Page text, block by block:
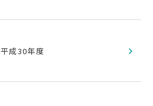
平成30年度